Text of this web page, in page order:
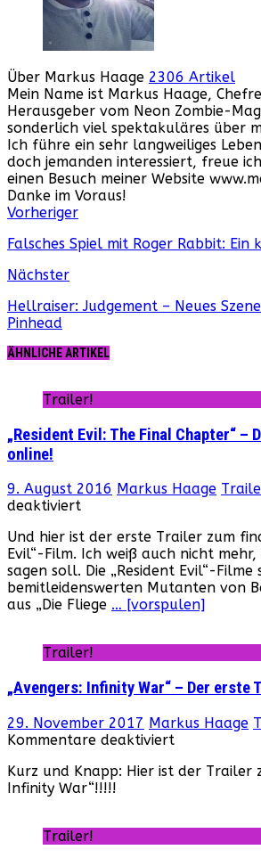
Über Markus Haage 2306 Artikel
Mein Name ist Markus Haage,
Herausgeber vom Neon Zombie-
sonderlich viel spektakuläres über
Ich führe ein sehr langweiliges
doch jemanden interessiert, freue
einen Besuch meiner Website
Danke im Voraus!
Webseite
Facebook
Instagram
YouTube
Vorheriger
Falsches Spiel mit Roger Rabbit: Ein
Nächster
Hellraiser: Judgement – Neues
Pinhead
ÄHNLICHE ARTIKEL
Trailer!
„Resident Evil: The Final Chapter“ –
online!
9. August 2016 Markus Haage
deaktiviertfür
Evil:
The
Final
Chapter“
–
erste
Trailer
online!
Und hier ist der erste Trailer zum
Evil“-Film. Ich weiß auch nicht
sagen soll. Die „Resident Evil“-Filme
bemitleidenswerten Mutanten von
aus „Die Fliege … [vorspulen]
Trailer!
„Avengers: Infinity War“ – Der erste
29. November 2017 Markus Haage
Kommentare deaktiviert
Infinity
Kurz und Knapp: Hier ist der Trailer
Infinity War“!!!!!
Trailer!